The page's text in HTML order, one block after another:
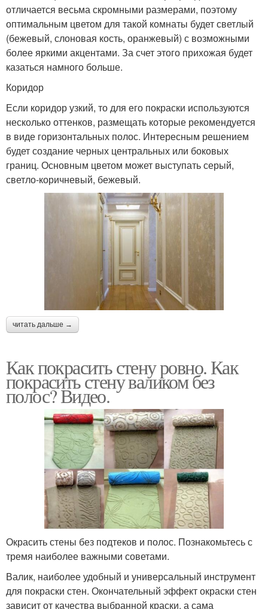
отличается весьма скромными размерами, поэтому
оптимальным цветом для такой комнаты будет светлый
(бежевый, слоновая кость, оранжевый) с возможными
более яркими акцентами. За счет этого прихожая будет
казаться намного больше.
Коридор
Если коридор узкий, то для его покраски используются
несколько оттенков, размещать которые рекомендуется
в виде горизонтальных полос. Интересным решением
будет создание черных центральных или боковых
границ. Основным цветом может выступать серый,
светло-коричневый, бежевый.
читать дальше →
Как покрасить стену ровно. Как
покрасить стену валиком без
полос? Видео.
Окрасить стены без подтеков и полос. Познакомьтесь с
тремя наиболее важными советами.
Валик, наиболее удобный и универсальный инструмент
для покраски стен. Окончательный эффект окраски стен
зависит от качества выбранной краски, а сама